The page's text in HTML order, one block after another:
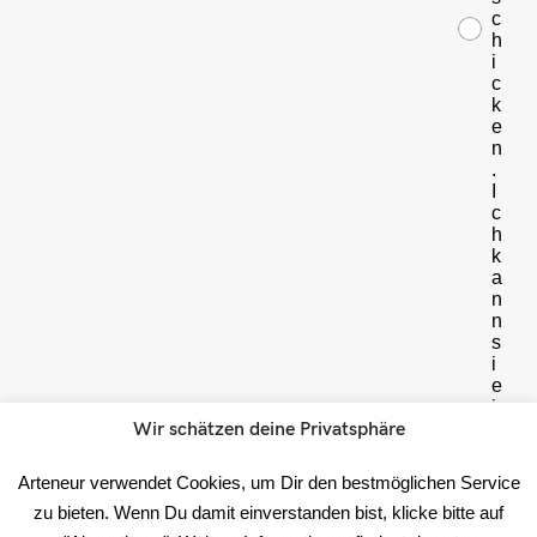
c
h
i
c
k
e
n
.
c
h
k
a
n
n
s
i
e
j
e
r
z
Wir schätzen deine Privatsphäre
Arteneur verwendet Cookies, um Dir den bestmöglichen Service
zu bieten. Wenn Du damit einverstanden bist, klicke bitte auf